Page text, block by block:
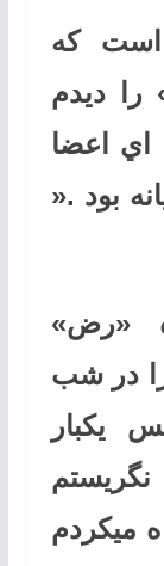
است كه
ديدم
اي اعضا
بود .«
«رض»
در شب
يكبار
ميكردم